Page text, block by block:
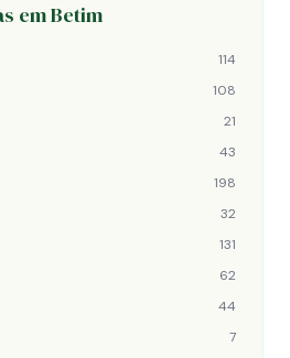
em Betim
114
108
21
43
198
32
131
62
44
7